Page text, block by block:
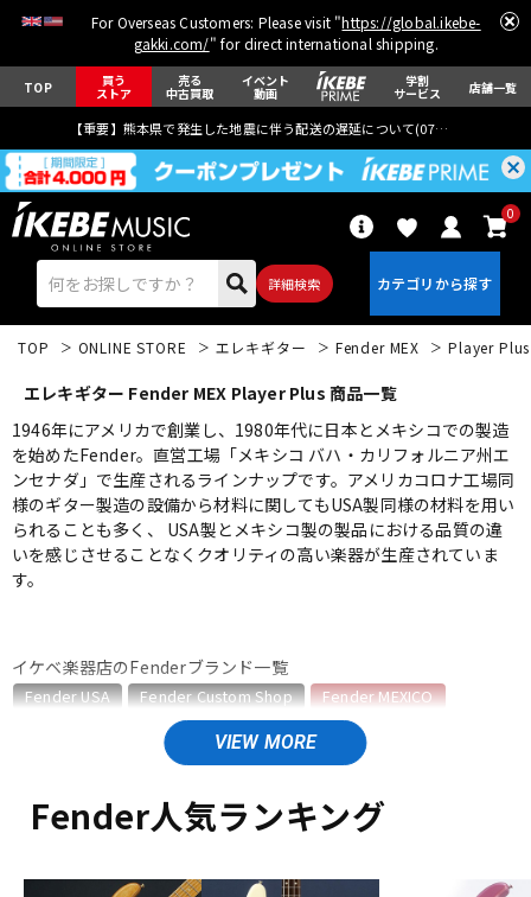
For Overseas Customers: Please visit "https://global.ikebe-
gakki.com/" for direct international shipping.
TOP 買う
ストア
売る
中古買取
イベント
動画
学割
サービス 店舗一覧
【重要】熊本県で発生した地震に伴う配送の遅延について(07月29日
詳細検索
0
エレキギター アコギ/エレアコ
ベース ウクレレ
キーボード 電子ピアノ
管楽器 その他楽器
TOP ONLINE STORE エレキギター Fender MEX Player Plus
エレキギター Fender MEX Player Plus 商品一覧
1946年にアメリカで創業し、1980年代に日本とメキシコでの製造
を始めたFender。直営工場「メキシコ バハ・カリフォルニア州エ
ンセナダ」で生産されるラインナップです。アメリカコロナ工場同
様のギター製造の設備から材料に関してもUSA製同様の材料を用い
られることも多く、 USA製とメキシコ製の製品における品質の違
いを感じさせることなくクオリティの高い楽器が生産されていま
す。
イケベ楽器店のFenderブランド一覧
Fender USA Fender Custom Shop
Fender MEXICO
Fender Made in Japan
Fender Standard Series
Fender Japan
Fender MEXICOのカテゴリ
エレキギター/#Player/Player II
エレキギター/#Player Plus
Fender人気ランキング